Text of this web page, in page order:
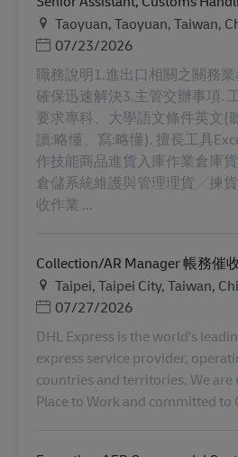
Τοποθεσία
Taoyuan, Taoyuan, Taiwan,
Ημερομηνία Ανάρτησης
07/23/2026
職務說明1.進出口相關之關務
確保迅速解決3.主管交辦事項.
要求專科、大學語文條件英文(
讀:略懂、寫:略懂). 擅長工具
作技能商品進貨入庫作業倉庫
倉儲系統維護與管理理貨╱揀
收作業 ...
Collection/AR Manager 帳務催
Τοποθεσία
Taipei, Taipei City, Taiwan,
Ημερομηνία Ανάρτησης
07/27/2026
DHL Express is the world's
express service provider,
countries and territories. We are
Place to Work and committed to